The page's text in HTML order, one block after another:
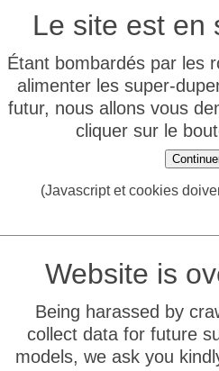
Le site est
Étant bombardés par les
alimenter les super-
futur, nous allons vous
cliquer sur le
(Javascript et cookies
Website is
Being harassed by
collect data for future
models, we ask you